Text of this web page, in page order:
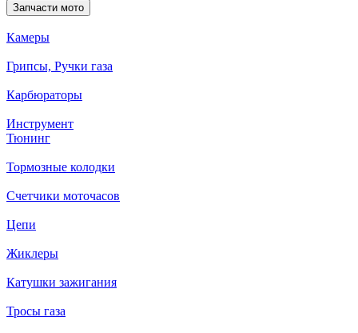
Запчасти мото
Камеры
Грипсы, Ручки газа
Карбюраторы
Инструмент
Тюнинг
Тормозные колодки
Счетчики моточасов
Цепи
Жиклеры
Катушки зажигания
Тросы газа